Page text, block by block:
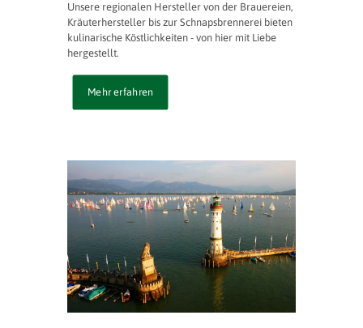
Unsere regionalen Hersteller von der Brauereien,
Kräuterhersteller bis zur Schnapsbrennerei bieten
kulinarische Köstlichkeiten - von hier mit Liebe
hergestellt.
Mehr erfahren